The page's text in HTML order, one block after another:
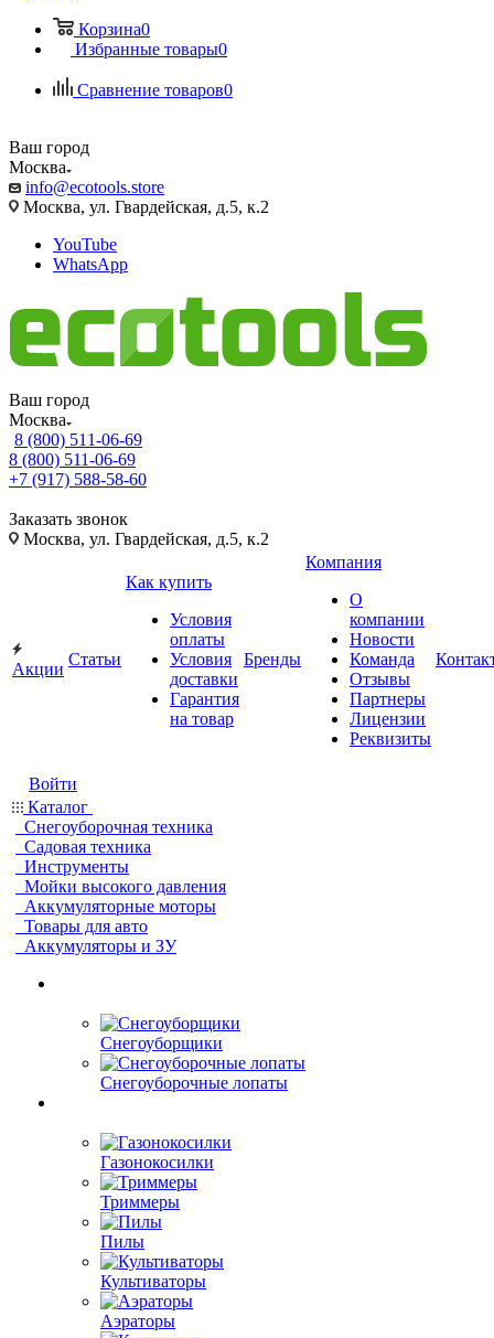
Корзина0
Избранные товары0
Сравнение товаров0
Ваш город
Москва
info@ecotools.store
Москва, ул. Гвардейская, д.5, к.2
YouTube
WhatsApp
Ваш город
Москва
8 (800) 511-06-69
8 (800) 511-06-69
+7 (917) 588-58-60
Заказать звонок
Москва, ул. Гвардейская, д.5, к.2
Акции
Статьи
Как купить
Условия
оплаты
Условия
доставки
Гарантия
на товар
Бренды
Компания
О
компании
Новости
Команда
Отзывы
Партнеры
Лицензии
Реквизиты
Войти
Каталог
Снегоуборочная техника
Садовая техника
Инструменты
Мойки высокого давления
Аккумуляторные моторы
Товары для авто
Аккумуляторы и ЗУ
Снегоуборщики
Снегоуборочные лопаты
Газонокосилки
Триммеры
Пилы
Культиваторы
Аэраторы